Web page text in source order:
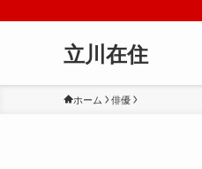
立川在住
ホーム 俳優